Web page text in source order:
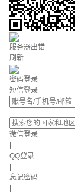
服务器出错
刷新
密码登录
短信登录
微信登录
QQ登录
忘记密码